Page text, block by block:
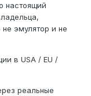
настоящий
эмулятор и не
в USA / EU /
реальные